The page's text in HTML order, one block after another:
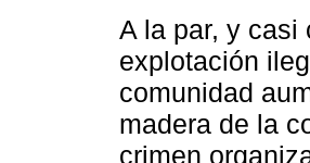
A la par, y casi
explotación
comunidad
madera de la
crimen